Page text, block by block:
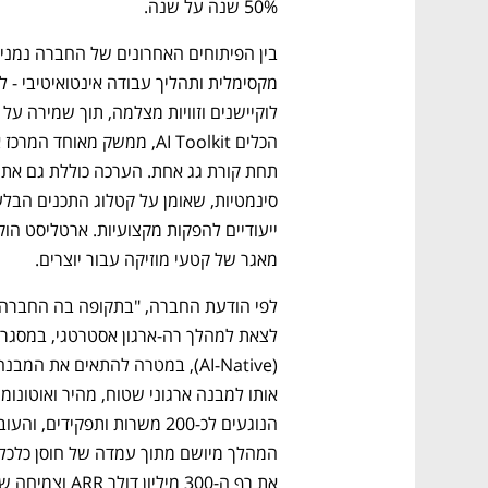
50% שנה על שנה.
מאגר של קטעי מוזיקה עבור יוצרים.